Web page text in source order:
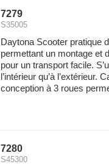
7279
S35005
Daytona Scooter pratique
permettant un montage et
pour un transport facile.
l’intérieur qu’à l’extérieur.
conception à 3 roues
7280
S45300